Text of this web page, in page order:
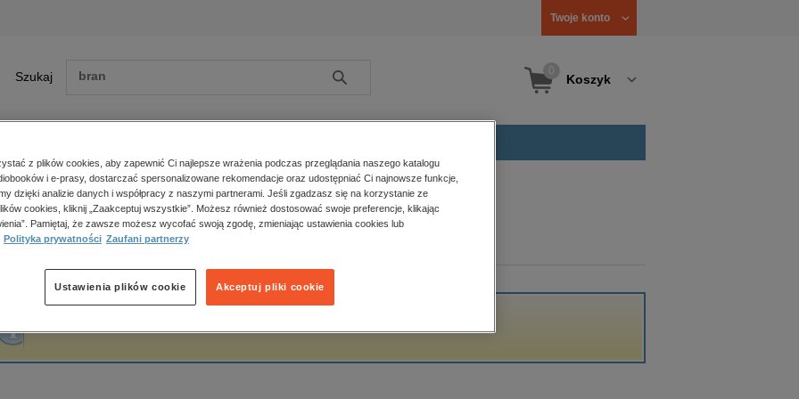
Twoje konto
Szukaj Szukaj Koszyk
Zobacz wszystkie E-prasa
polityka, społeczno-informacyjne
psychologiczne
popularno-naukowe
historia
główna Krzysztof Jemielniak
Jemielniak
z plików cookies, aby zapewnić Ci najlepsze wrażenia podczas przeglądania naszego katalogu
i e-prasy, dostarczać spersonalizowane rekomendacje oraz udostępniać Ci najnowsze funkcje,
dzięki analizie danych i współpracy z naszymi partnerami. Jeśli zgadzasz się na korzystanie ze
cookies, kliknij „Zaakceptuj wszystkie”. Możesz również dostosować swoje preferencje, klikając
Pamiętaj, że zawsze możesz wycofać swoją zgodę, zmieniając ustawienia cookies lub
Polityka prywatności Zaufani partnerzy
Akceptuj pliki cookie
Ustawienia plików cookie